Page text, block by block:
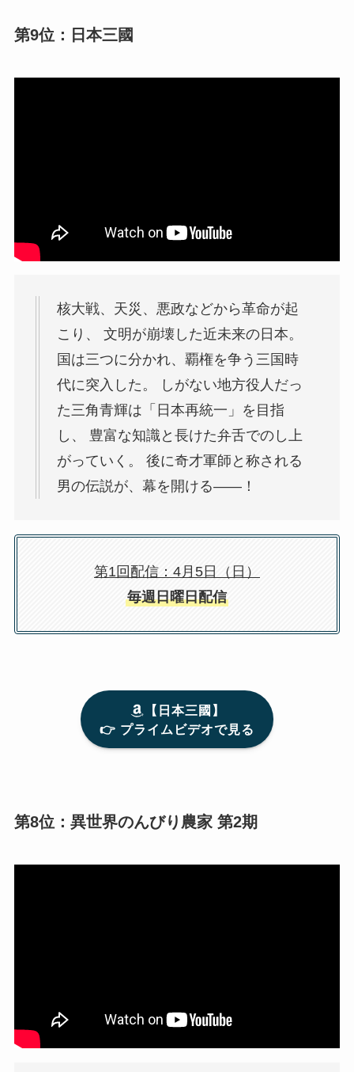
第9位：日本三國
核大戦、天災、悪政などから革命が起
こり、 文明が崩壊した近未来の日本。
国は三つに分かれ、覇権を争う三国時
代に突入した。 しがない地方役人だっ
た三角青輝は「日本再統一」を目指
し、 豊富な知識と長けた弁舌でのし上
がっていく。 後に奇才軍師と称される
男の伝説が、幕を開ける――！
第1回配信：4月5日（日）
毎週日曜日配信
【日本三國】
👉 プライムビデオで見る
第8位：異世界のんびり農家 第2期